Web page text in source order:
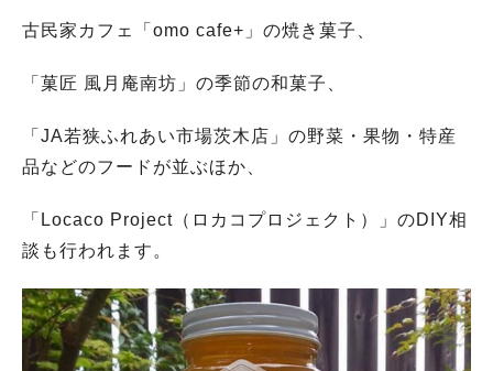
古民家カフェ「omo cafe+」の焼き菓子、
「菓匠 風月庵南坊」の季節の和菓子、
「JA若狭ふれあい市場茨木店」の野菜・果物・特産
品などのフードが並ぶほか、
「Locaco Project（ロカコプロジェクト）」のDIY相
談も行われます。